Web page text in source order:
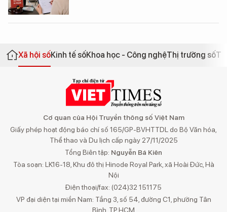
Xã hội sốKinh tế sốKhoa học - Công nghệThị trường số
Cơ quan của Hội Truyền thông số Việt Nam
Giấy phép hoạt động báo chí số 165/GP-BVHTTDL do Bộ Văn hóa,
Thể thao và Du lịch cấp ngày 27/11/2025
Tổng Biên tập: Nguyễn Bá Kiên
Tòa soạn: LK16-18, Khu đô thị Hinode Royal Park, xã Hoài Đức, Hà
Nội
Điện thoại/fax: (024)32 151175
VP đại diện tại miền Nam: Tầng 3, số 54, đường C1, phường Tân
Bình, TP.HCM